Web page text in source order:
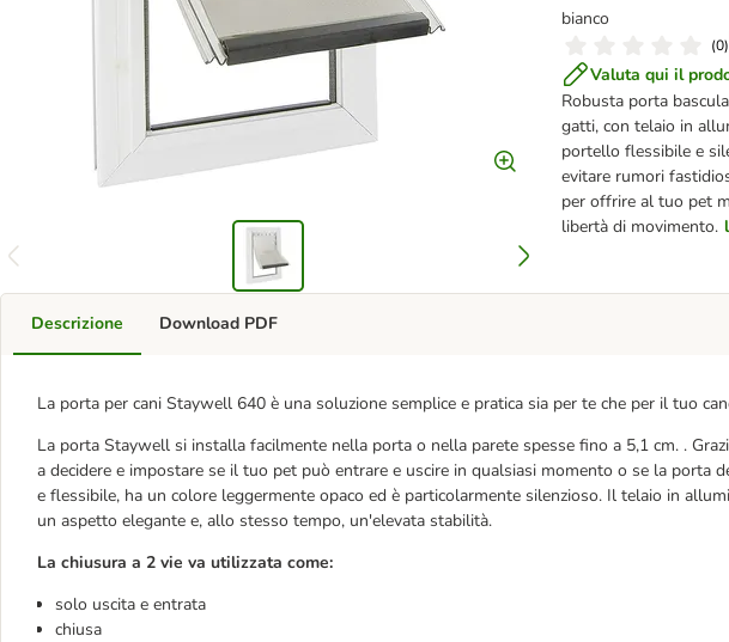
bianco
(0)
Valuta qui il
Robusta porta
gatti, con telaio in
portello flessibile e
evitare rumori
per offrire al tuo pet
libertà di movimento.
Descrizione
La porta per cani Staywell 640 è una soluzione semplice e pratica sia per te che per il tuo
La porta Staywell si installa facilmente nella porta o nella parete spesse fino a 5,1 cm. .
a decidere e impostare se il tuo pet può entrare e uscire in qualsiasi momento o se la porta
e flessibile, ha un colore leggermente opaco ed è particolarmente silenzioso. Il telaio in
un aspetto elegante e, allo stesso tempo, un'elevata stabilità.
La chiusura a 2 vie va utilizzata come:
solo uscita e entrata
chiusa
Download PDF